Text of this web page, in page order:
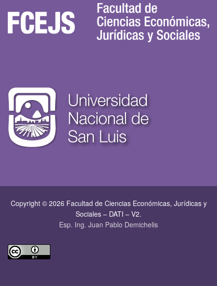
Copyright © 2026 Facultad de Ciencias Económicas, Jurí­dicas y
Sociales – DATI – V2.
Esp. Ing. Juan Pablo Demichelis